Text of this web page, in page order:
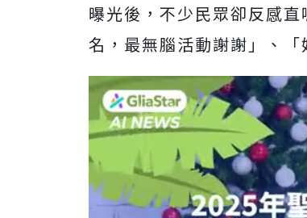
曝光後， 不少民眾卻反感
名，最無腦活動謝謝」、